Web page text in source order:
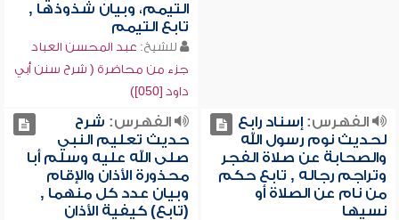
التيمم، وبيان شذوذها ,
تابع التيمم
للشيخ: عبد المحسن العباد
جزء من محاضرة ( شرح سنن أبي
داود [050])
الفهرس:إسناد رابع
لحديث نوم رسول الله
والصحابة عن صلاة الفجر
وتراجم رجاله , تابع حكم
من نام عن الصلاة أو
نسيها
الفهرس: شرح
حديث تعليم النبي
صلى الله عليه وسلم أبا
محذورة الأذان والإقام
وبيان عدد كل منهما ,
(تابع) كيفية الأذان